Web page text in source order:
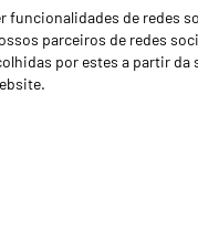
de redes
parceiros de redes
por estes a partir
Notícias